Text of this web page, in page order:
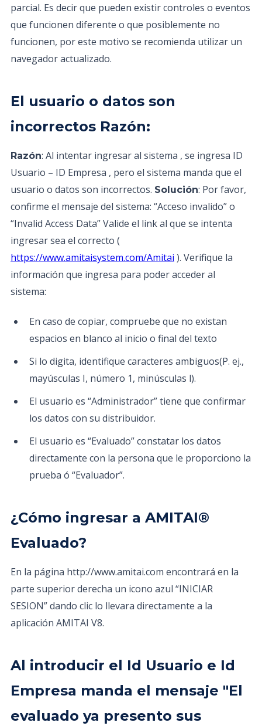
parcial. Es decir que pueden existir controles o eventos
que funcionen diferente o que posiblemente no
funcionen, por este motivo se recomienda utilizar un
navegador actualizado.
El usuario o datos son
incorrectos Razón:
Razón: Al intentar ingresar al sistema , se ingresa ID
Usuario – ID Empresa , pero el sistema manda que el
usuario o datos son incorrectos. Solución: Por favor,
confirme el mensaje del sistema: “Acceso invalido” o
“Invalid Access Data” Valide el link al que se intenta
ingresar sea el correcto (
https://www.amitaisystem.com/Amitai ). Verifique la
información que ingresa para poder acceder al
sistema:
En caso de copiar, compruebe que no existan
espacios en blanco al inicio o final del texto
Si lo digita, identifique caracteres ambiguos(P. ej.,
mayúsculas I, número 1, minúsculas l).
El usuario es “Administrador” tiene que confirmar
los datos con su distribuidor.
El usuario es “Evaluado” constatar los datos
directamente con la persona que le proporciono la
prueba ó “Evaluador”.
¿Cómo ingresar a AMITAI®
Evaluado?
En la página http://www.amitai.com encontrará en la
parte superior derecha un icono azul “INICIAR
SESION” dando clic lo llevara directamente a la
aplicación AMITAI V8.
Al introducir el Id Usuario e Id
Empresa manda el mensaje "El
evaluado ya presento sus